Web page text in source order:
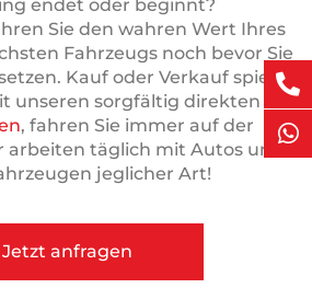
endet oder beginnt?
Sie den wahren Wert Ihres
Fahrzeugs noch bevor Sie
Kauf oder Verkauf spielt
unseren sorgfältig direkten
, fahren Sie immer auf der
arbeiten täglich mit Autos und
jeglicher Art!
Jetzt anfragen